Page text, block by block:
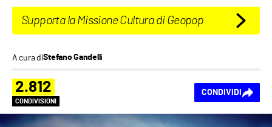
Supporta la Missione Cultura di Geopop
A cura diStefano Gandelli
2.812
CONDIVISIONI
CONDIVIDI